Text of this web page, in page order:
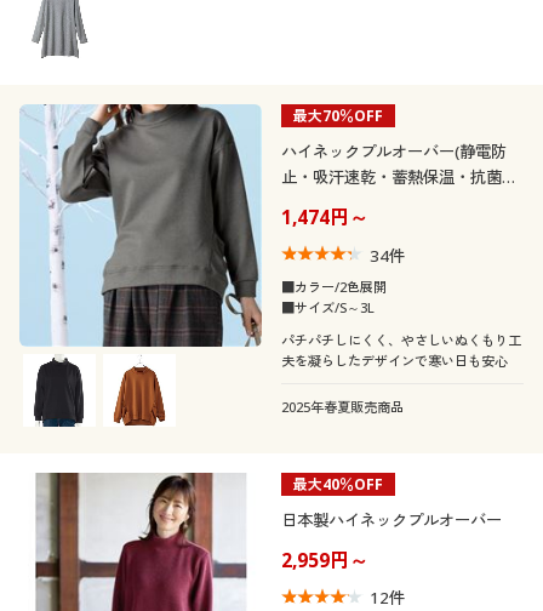
最大70％OFF
ハイネックプルオーバー(静電防
止・吸汗速乾・蓄熱保温・抗菌防
1,474円～
34件
■カラー/2色展開
■サイズ/S～3L
パチパチしにくく、やさしいぬくもり工
夫を凝らしたデザインで寒い日も安心
2025年春夏販売商品
最大40％OFF
日本製ハイネックプルオーバー
2,959円～
12件